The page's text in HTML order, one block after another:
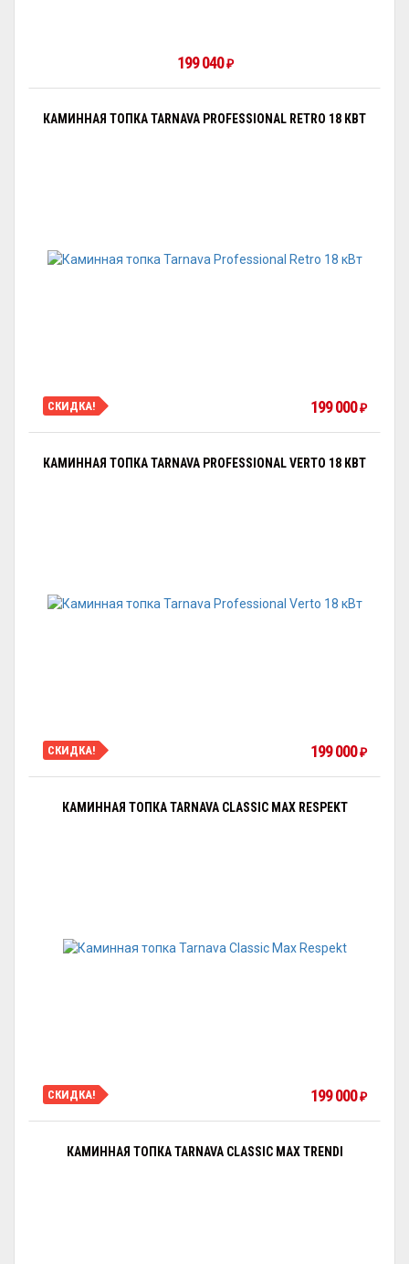
199 040 ₽
КАМИННАЯ ТОПКА TARNAVA PROFESSIONAL RETRO 18 КВТ
СКИДКА! 199 000 ₽
КАМИННАЯ ТОПКА TARNAVA PROFESSIONAL VERTO 18 КВТ
СКИДКА! 199 000 ₽
КАМИННАЯ ТОПКА TARNAVA CLASSIC MAX RESPEKT
СКИДКА! 199 000 ₽
КАМИННАЯ ТОПКА TARNAVA CLASSIC MAX TRENDI